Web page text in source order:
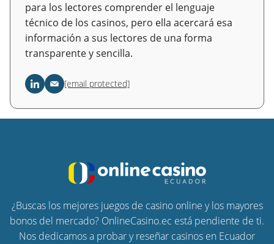
para los lectores comprender el lenguaje
técnico de los casinos, pero ella acercará esa
información a sus lectores de una forma
transparente y sencilla.
[email protected]
¿Buscas los mejores juegos de casino online y los mayores
bonos del mercado? OnlineCasino.ec está pendiente de ti.
Nos dedicamos a probar y reseñar casinos en Ecuador